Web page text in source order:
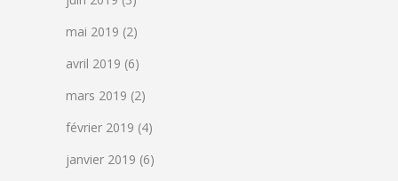
mai 2019 (2)
avril 2019 (6)
mars 2019 (2)
février 2019 (4)
janvier 2019 (6)